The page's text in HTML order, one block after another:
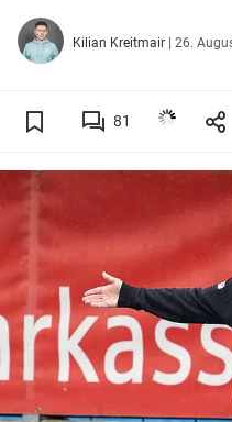
Kilian Kreitmair | 26.
81